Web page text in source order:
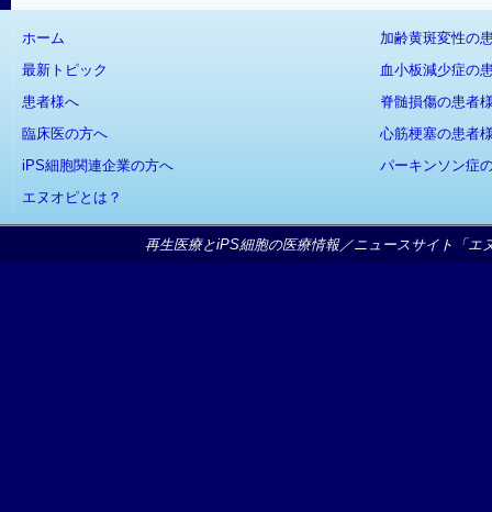
ホーム
最新トピック
患者様へ
臨床医の方へ
iPS細胞関連企業の方へ
エヌオピとは？
加齢黄斑変性の
血小板減少症の
脊髄損傷の患者
心筋梗塞の患者
パーキンソン症
再生医療とiPS細胞の医療情報／ニュースサイト「